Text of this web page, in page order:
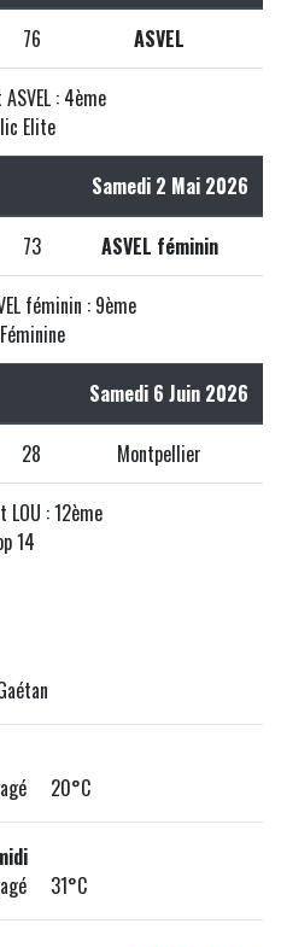
76 ASVEL
: 4ème
Elite
Samedi 2 Mai 2026
73 ASVEL féminin
féminin : 9ème
Samedi 6 Juin 2026
28 Montpellier
LOU : 12ème
14
20°C
31°C